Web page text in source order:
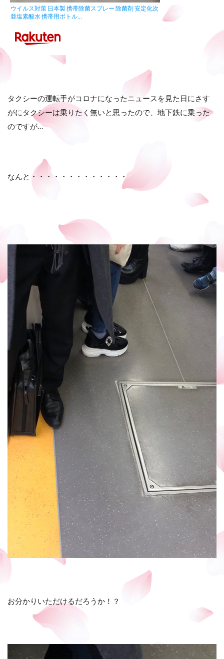
ウイルス対策 日本製 携帯除菌スプレー 除菌剤 安定化次
亜塩素酸水 携帯用ボトル…
タクシーの運転手がコロナになったニュースを見た日にさす
がにタクシーは乗りたく無いと思ったので、地下鉄に乗った
のですが…
なんと・・・・・・・・・・・・・
お分かりいただけるだろうか！？